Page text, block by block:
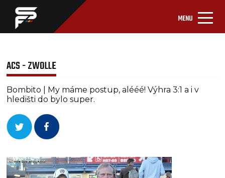
MENU
ACS - ZWOLLE
Bombito | My máme postup, alééé! Výhra 3:1 a i v
hledišti do bylo super.